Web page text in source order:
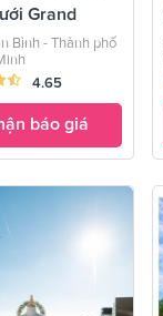
Grand
Bình - Thành phố
4.65
báo giá